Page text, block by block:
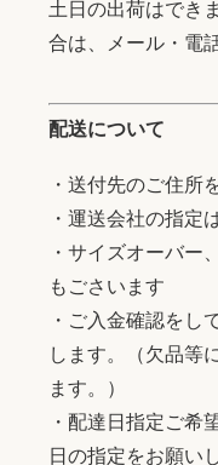
土日の出荷はでき
合は、メール・電
配送について
・送付先のご住所
・運送会社の指定
・サイズオーバー
もごさいます
・ご入金確認をし
します。（欠品等
ます。）
・配達日指定ご希
日の指定をお願い